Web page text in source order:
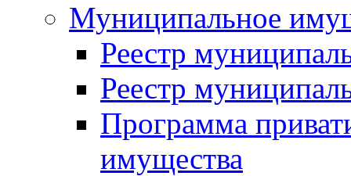
Муниципальное
Реестр
Реестр
Программа
имущества